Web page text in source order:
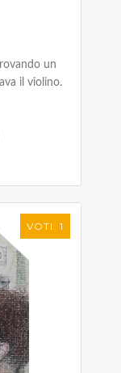
un
il violino.
VOTI: 1